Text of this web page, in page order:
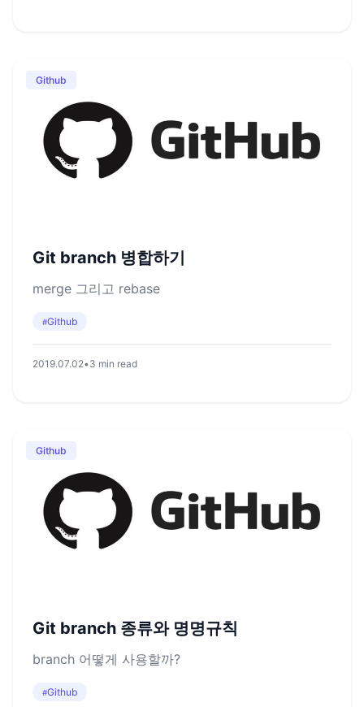
Github
Git branch 병합하기
merge 그리고 rebase
#Github
2019.07.02•3 min read
Github
Git branch 종류와 명명규칙
branch 어떻게 사용할까?
#Github